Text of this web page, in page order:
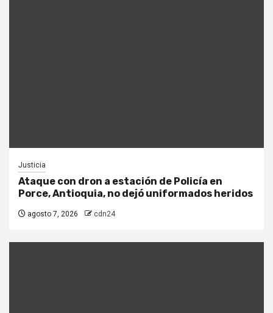
Justicia
Ataque con dron a estación de Policía en
Porce, Antioquia, no dejó uniformados heridos
agosto 7, 2026 cdn24